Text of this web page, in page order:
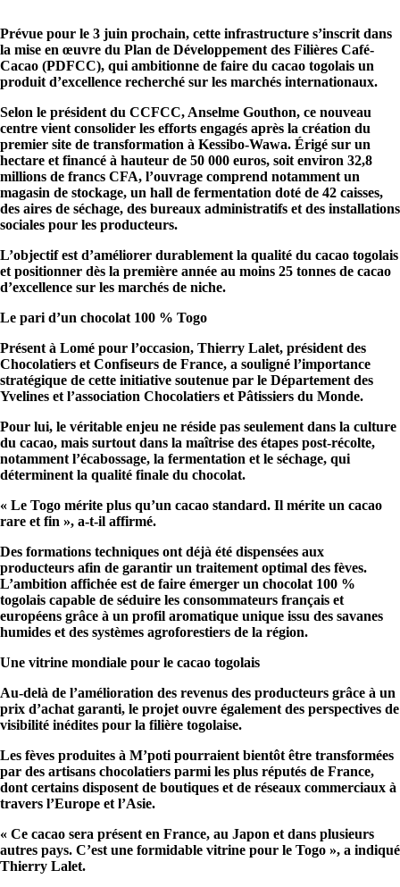
Prévue pour le 3 juin prochain, cette infrastructure s’inscrit dans
la mise en œuvre du Plan de Développement des Filières Café-
Cacao (PDFCC), qui ambitionne de faire du cacao togolais un
produit d’excellence recherché sur les marchés internationaux.
Selon le président du CCFCC, Anselme Gouthon, ce nouveau
centre vient consolider les efforts engagés après la création du
premier site de transformation à Kessibo-Wawa. Érigé sur un
hectare et financé à hauteur de 50 000 euros, soit environ 32,8
millions de francs CFA, l’ouvrage comprend notamment un
magasin de stockage, un hall de fermentation doté de 42 caisses,
des aires de séchage, des bureaux administratifs et des installations
sociales pour les producteurs.
L’objectif est d’améliorer durablement la qualité du cacao togolais
et positionner dès la première année au moins 25 tonnes de cacao
d’excellence sur les marchés de niche.
Le pari d’un chocolat 100 % Togo
Présent à Lomé pour l’occasion, Thierry Lalet, président des
Chocolatiers et Confiseurs de France, a souligné l’importance
stratégique de cette initiative soutenue par le Département des
Yvelines et l’association Chocolatiers et Pâtissiers du Monde.
Pour lui, le véritable enjeu ne réside pas seulement dans la culture
du cacao, mais surtout dans la maîtrise des étapes post-récolte,
notamment l’écabossage, la fermentation et le séchage, qui
déterminent la qualité finale du chocolat.
« Le Togo mérite plus qu’un cacao standard. Il mérite un cacao
rare et fin », a-t-il affirmé.
Des formations techniques ont déjà été dispensées aux
producteurs afin de garantir un traitement optimal des fèves.
L’ambition affichée est de faire émerger un chocolat 100 %
togolais capable de séduire les consommateurs français et
européens grâce à un profil aromatique unique issu des savanes
humides et des systèmes agroforestiers de la région.
Une vitrine mondiale pour le cacao togolais
Au-delà de l’amélioration des revenus des producteurs grâce à un
prix d’achat garanti, le projet ouvre également des perspectives de
visibilité inédites pour la filière togolaise.
Les fèves produites à M’poti pourraient bientôt être transformées
par des artisans chocolatiers parmi les plus réputés de France,
dont certains disposent de boutiques et de réseaux commerciaux à
travers l’Europe et l’Asie.
« Ce cacao sera présent en France, au Japon et dans plusieurs
autres pays. C’est une formidable vitrine pour le Togo », a indiqué
Thierry Lalet.